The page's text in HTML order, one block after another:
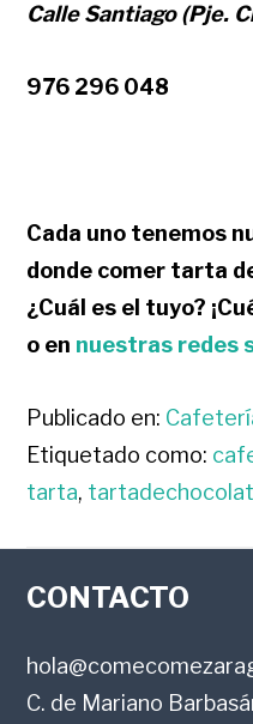
Calle Santiago (Pje.
976 296 048
Cada uno tenemos
donde comer tarta
¿Cuál es el tuyo?
o en nuestras redes
Publicado en:
Etiquetado como:
tarta,
FOOTER
CONTACTO
C. de Mariano